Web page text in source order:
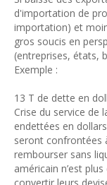
d'importation de
importation) et
gros soucis en
(entreprises, états,
Exemple :
13 T de dette en
Crise du service de
endettées en
seront confrontées
rembourser sans
américain n’est